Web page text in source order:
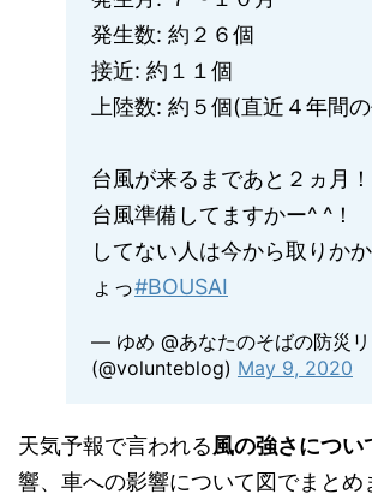
発生数: 約２６個
接近: 約１１個
上陸数: 約５個(直近４年間
台風が来るまであと２ヵ月！
台風準備してますかー^ ^！
してない人は今から取りか
ょっ#BOUSAI
— ゆめ @あなたのそばの防災
(@volunteblog) May 9, 2020
天気予報で言われる風の強さについ
響、車への影響について図でまとめ